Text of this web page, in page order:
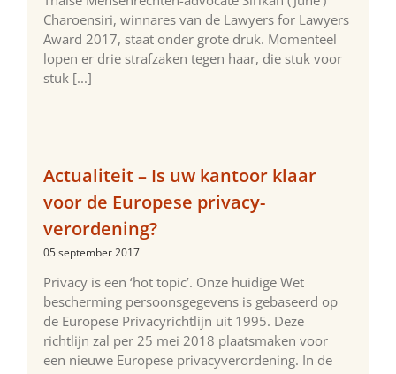
Charoensiri, winnares van de Lawyers for Lawyers
Award 2017, staat onder grote druk. Momenteel
lopen er drie strafzaken tegen haar, die stuk voor
stuk [...]
Actualiteit – Is uw kantoor klaar
voor de Europese privacy-
verordening?
05 september 2017
Privacy is een ‘hot topic’. Onze huidige Wet
bescherming persoonsgegevens is gebaseerd op
de Europese Privacyrichtlijn uit 1995. Deze
richtlijn zal per 25 mei 2018 plaatsmaken voor
een nieuwe Europese privacyverordening. In de